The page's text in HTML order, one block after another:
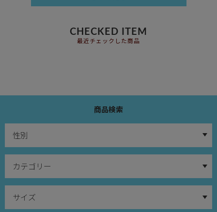
CHECKED ITEM
最近チェックした商品
商品検索